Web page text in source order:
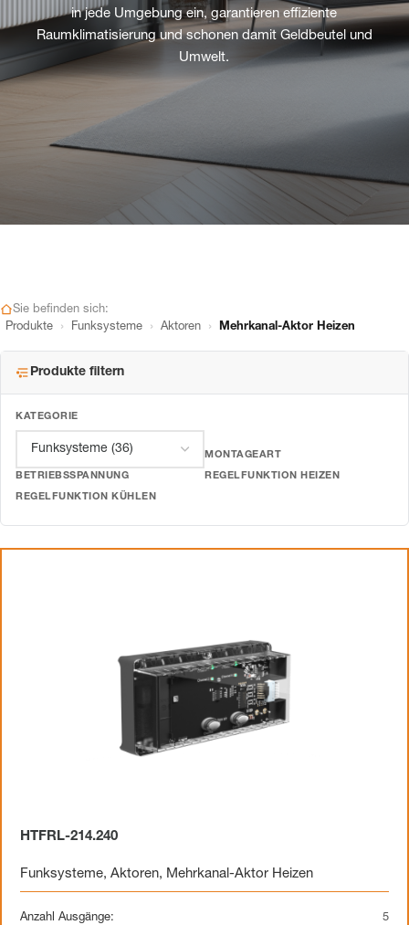
in jede Umgebung ein, garantieren effiziente
Raumklimatisierung und schonen damit Geldbeutel und
Umwelt.
Sie befinden sich:
Produkte
› Funksysteme › Aktoren › Mehrkanal-Aktor Heizen
Produkte filtern
KATEGORIE
MONTAGEART
BETRIEBSSPANNUNG REGELFUNKTION HEIZEN
REGELFUNKTION KÜHLEN
HTFRL-214.240
Funksysteme, Aktoren, Mehrkanal-Aktor Heizen
Anzahl Ausgänge: 5